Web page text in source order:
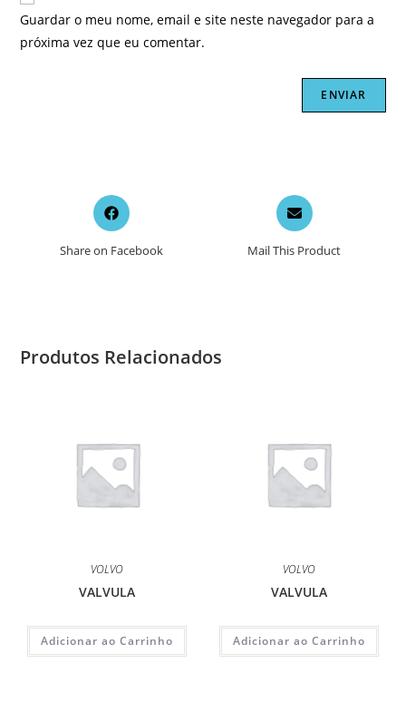
Guardar o meu nome, email e site neste navegador para a
próxima vez que eu comentar.
Opens
in
new
Share on Facebook
Opens
in
a
new
Mail This Product
Produtos Relacionados
VOLVO
VALVULA
Adicionar ao Carrinho
VOLVO
VALVULA
Adicionar ao Carrinho